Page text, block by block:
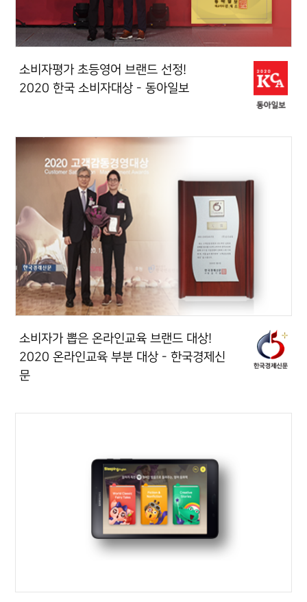
소비자평가 초등영어 브랜드 선정!
2020 한국 소비자대상 - 동아일보
소비자가 뽑은 온라인교육 브랜드 대상!
2020 온라인교육 부분 대상 - 한국경제신
문